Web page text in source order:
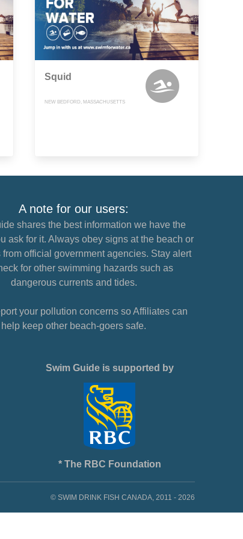
Squid
NEW BEDFORD, MASSACHUSETTS
A note for our users:
shares the best information we have the
ask for it. Always obey signs at the beach or
official government agencies. Stay alert
for other swimming hazards such as
dangerous currents and tides.
your pollution concerns so Affiliates can
help keep other beach-goers safe.
Swim Guide is supported by
* The RBC Foundation
© SWIM DRINK FISH CANADA, 2011 - 2026